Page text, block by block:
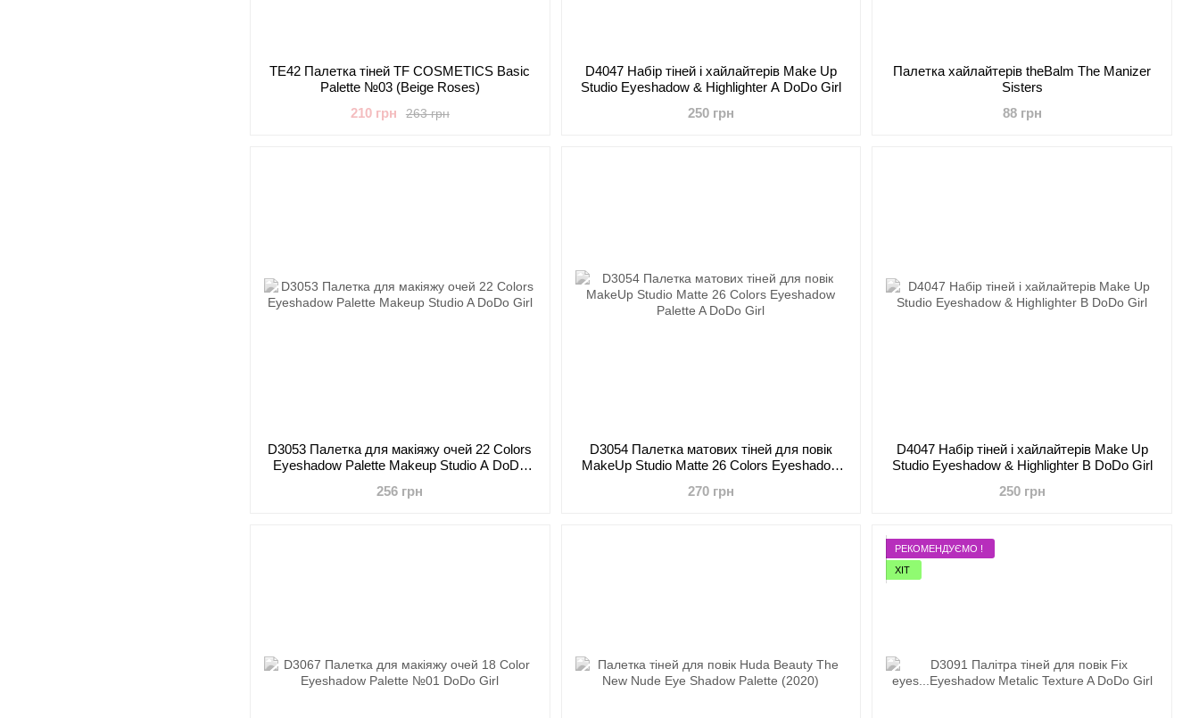
TE42 Палетка тіней TF COSMETICS Basic
Palette №03 (Beige Roses)
263 грн
210 грн
D4047 Набір тіней і хайлайтерів Make Up
Studio Eyeshadow & Highlighter A DoDo Girl
250 грн
Палетка хайлайтерів theBalm The Manizer
Sisters
88 грн
D3053 Палетка для макіяжу очей 22 Colors
Eyeshadow Palette Makeup Studio A DoDo
256 грн
D3054 Палетка матових тіней для повік
MakeUp Studio Matte 26 Colors Eyeshadow
270 грн
D4047 Набір тіней і хайлайтерів Make Up
Studio Eyeshadow & Highlighter B DoDo Girl
250 грн
РЕКОМЕНДУЄМО !
ХІТ